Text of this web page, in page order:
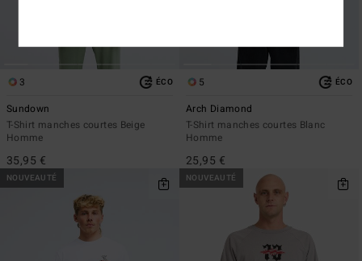
3 ÉCO
Sundown
T-Shirt manches courtes Beige
Homme
35,95 €
5 ÉCO
Arch Diamond
T-Shirt manches courtes Blanc
Homme
25,95 €
NOUVEAUTÉ NOUVEAUTÉ